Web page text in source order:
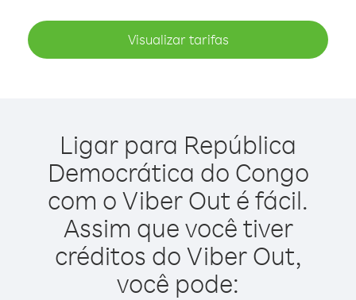
Visualizar tarifas
Ligar para República
Democrática do Congo
com o Viber Out é fácil.
Assim que você tiver
créditos do Viber Out,
você pode: